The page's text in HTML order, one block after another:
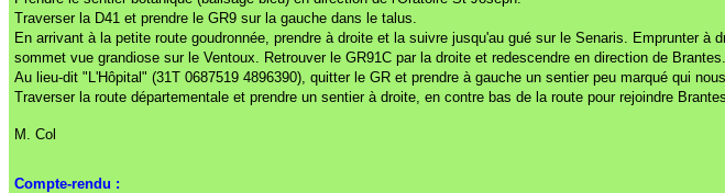
Traverser la D41 et prendre le GR9 sur la gauche dans le talus.
En arrivant à la petite route goudronnée, prendre à droite et la suivre jusqu'au gué sur le Senaris. Emprunter
sommet vue grandiose sur le Ventoux. Retrouver le GR91C par la droite et redescendre en direction de Brantes.
Au lieu-dit "L'Hôpital" (31T 0687519 4896390), quitter le GR et prendre à gauche un sentier peu marqué qui
Traverser la route départementale et prendre un sentier à droite, en contre bas de la route pour rejoindre
M. Col
Compte-rendu :